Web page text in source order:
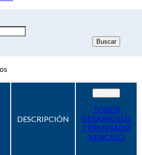
DESCRIPCIÓN
TODOS
DESARROLLO
TERMINADO
VENCIDO